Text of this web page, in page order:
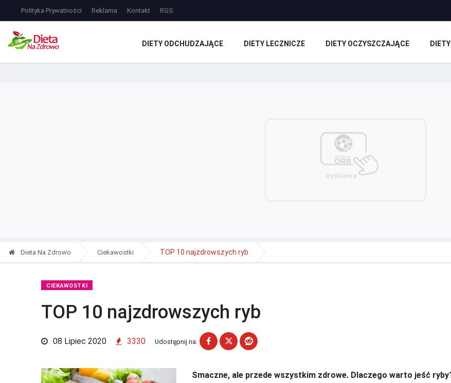
Polityka Prywatności Reklama Kontakt RSS
DIETY ODCHUDZAJĄCE DIETY LECZNICZE DIETY OCZYSZCZAJĄCE
Dieta Na Zdrowo Ciekawostki TOP 10 najzdrowszych ryb
CIEKAWOSTKI
TOP 10 najzdrowszych ryb
08 Lipiec 2020 3330 Udostępnij na:
Smaczne, ale przede wszystkim zdrowe. Dlaczego warto jeść